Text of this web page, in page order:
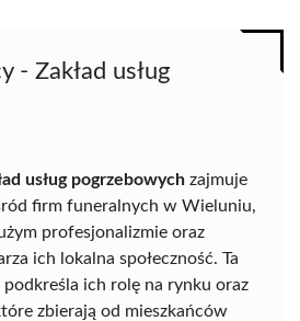
- Zakład usług
usług pogrzebowych zajmuje
firm funeralnych w Wieluniu,
profesjonalizmie oraz
ich lokalna społeczność. Ta
ich rolę na rynku oraz
zbierają od mieszkańców